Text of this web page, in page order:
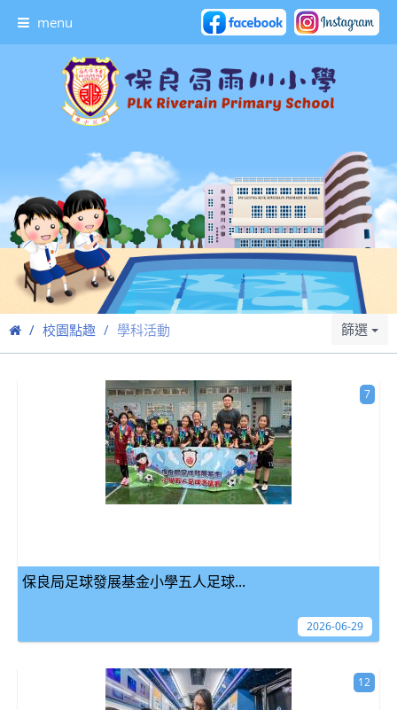
menu
校園點趣 學科活動 篩選
保良局足球發展基金小學五人足球...
7
2026-06-29
12